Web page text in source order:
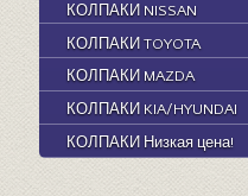
КОЛПАКИ NISSAN
КОЛПАКИ TOYOTA
КОЛПАКИ MAZDA
КОЛПАКИ KIA/HYUNDAI
КОЛПАКИ Низкая цена!